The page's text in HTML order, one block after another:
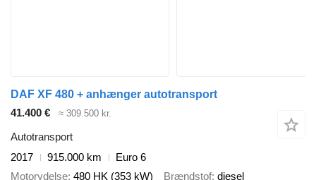
DAF XF 480 + anhænger autotransport
41.400 €
≈ 309.500 kr.
Autotransport
2017
915.000 km
Euro 6
Motorydelse 480 HK (353 kW) Brændstof diesel